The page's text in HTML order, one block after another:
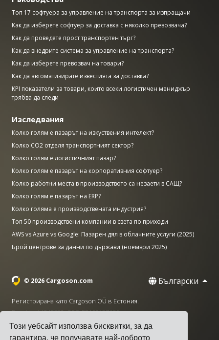
Този уебсайт използва бисквитки, за да
гарантира, че получавате най-доброто
Топ 17 софтуера за управление на транспорта за изпращачи
Как да изберете софтуер за доставка с няколко превозвача?
Как да проведете прост транспортен търг?
Как да внедрите система за управление на транспорта?
Как да изберете превозвач на товари?
Как да автоматизирате известията за доставка?
KPI показатели за товари, които всеки логистичен мениджър
трябва да следи
Изследвания
Колко голям е пазарът на изкуствения интелект?
Колко CO2 отделя транспортният сектор?
Колко голям е логистичният пазар?
Колко голям е пазарът на корпоративния софтуер?
Колко работни места в производството са незаети в САЩ?
Колко голям е пазарът на ERP?
Колко голяма е производствената индустрия?
Топ 50 производствени компании в света по приходи
AWS vs Azure vs Google: Пазарен дял в облачните услуги (2025)
Брой центрове за данни по държави (ноември 2025)
© 2026 Cargoson.com Български
Регистрирана като Cargoson OÜ в Естония.
Рег. No: 14545832. ДДС: EE102137680.
Централа: Pärnu mnt. 141, 11314 Талин, Естония